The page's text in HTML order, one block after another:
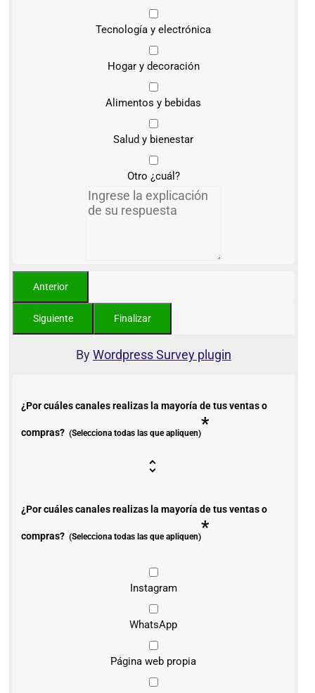
Tecnología y electrónica
Hogar y decoración
Alimentos y bebidas
Salud y bienestar
Otro ¿cuál?
ByWordpress Survey plugin
¿Por cuáles canales realizas la mayoría de tus ventas o
compras? (Selecciona todas las que apliquen)*
¿Por cuáles canales realizas la mayoría de tus ventas o
compras? (Selecciona todas las que apliquen)*
Instagram
WhatsApp
Página web propia